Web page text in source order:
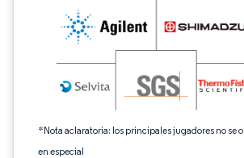
*Nota aclaratoria: los principales jugadores no se
en especial